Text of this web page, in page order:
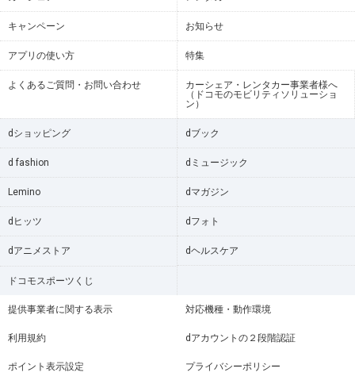
キャンペーン お知らせ
アプリの使い方 特集
よくあるご質問・お問い合わせ
カーシェア・レンタカー事業者様へ
（ドコモのモビリティソリューショ
ン）
dショッピング dブック
d fashion dミュージック
Lemino dマガジン
dヒッツ dフォト
dアニメストア dヘルスケア
ドコモスポーツくじ
提供事業者に関する表示 対応機種・動作環境
利用規約 dアカウントの２段階認証
ポイント表示設定 プライバシーポリシー